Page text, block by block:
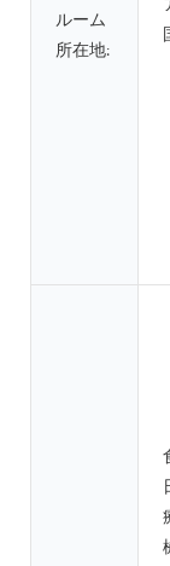
ルーム
所在地: